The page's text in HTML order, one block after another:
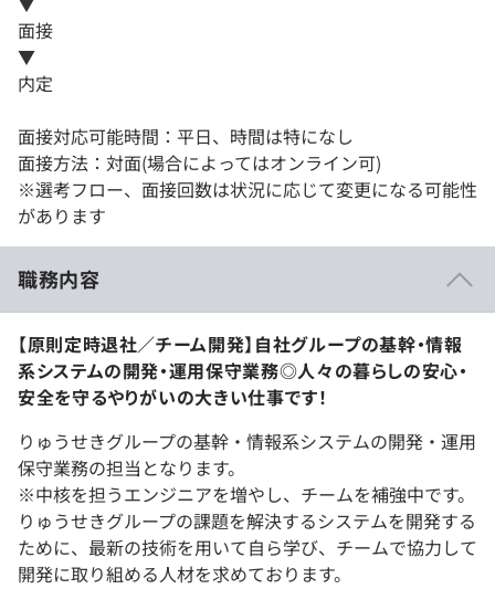
面接
▼
内定
面接対応可能時間：平日、時間は特になし
面接方法：対面(場合によってはオンライン可)
※選考フロー、面接回数は状況に応じて変更になる可能性
があります
職務内容
【原則定時退社／チーム開発】自社グループの基幹・情報
系システムの開発・運用保守業務◎人々の暮らしの安心・
安全を守るやりがいの大きい仕事です！
りゅうせきグループの基幹・情報系システムの開発・運用
保守業務の担当となります。
※中核を担うエンジニアを増やし、チームを補強中です。
りゅうせきグループの課題を解決するシステムを開発する
ために、最新の技術を用いて自ら学び、チームで協力して
開発に取り組める人材を求めております。